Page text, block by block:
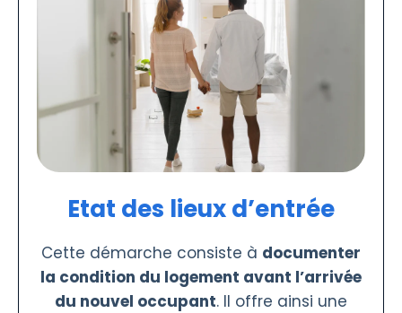
Etat des lieux d’entrée
Cette démarche consiste à documenter
la condition du logement avant l’arrivée
du nouvel occupant. Il offre ainsi une